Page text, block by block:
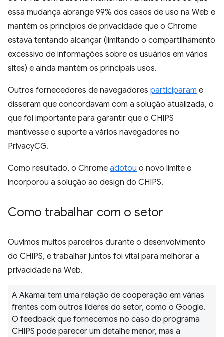
essa mudança abrange 99% dos casos de uso na Web e
mantém os princípios de privacidade que o Chrome
estava tentando alcançar (limitando o compartilhamento
excessivo de informações sobre os usuários em vários
sites) e ainda mantém os principais usos.
Outros fornecedores de navegadores participaram e
disseram que concordavam com a solução atualizada, o
que foi importante para garantir que o CHIPS
mantivesse o suporte a vários navegadores no
PrivacyCG.
Como resultado, o Chrome adotou o novo limite e
incorporou a solução ao design do CHIPS.
Como trabalhar com o setor
Ouvimos muitos parceiros durante o desenvolvimento
do CHIPS, e trabalhar juntos foi vital para melhorar a
privacidade na Web.
A Akamai tem uma relação de cooperação em várias
frentes com outros líderes do setor, como o Google.
O feedback que fornecemos no caso do programa
CHIPS pode parecer um detalhe menor, mas a